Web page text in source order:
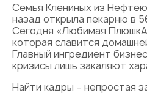
Семья Клениных из
назад открыла пекарню в
Сегодня «Любимая
которая славится
Главный ингредиент
кризисы лишь закаляют
Найти кадры – непростая